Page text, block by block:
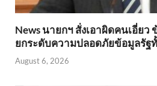
News นายกฯ สั่งเอาผิดคนเอี่ย
ยกระดับความปลอดภัยข้อมูลรัฐ
August 6, 2026